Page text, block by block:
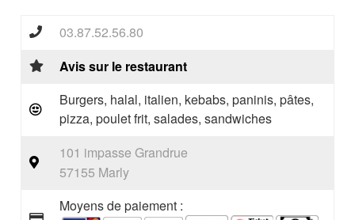
03.87.52.56.80
Avis sur le restaurant
Burgers, halal, italien, kebabs, paninis, pâtes,
pizza, poulet frit, salades, sandwiches
101 impasse Grandrue
57155 Marly
Moyens de paiement :